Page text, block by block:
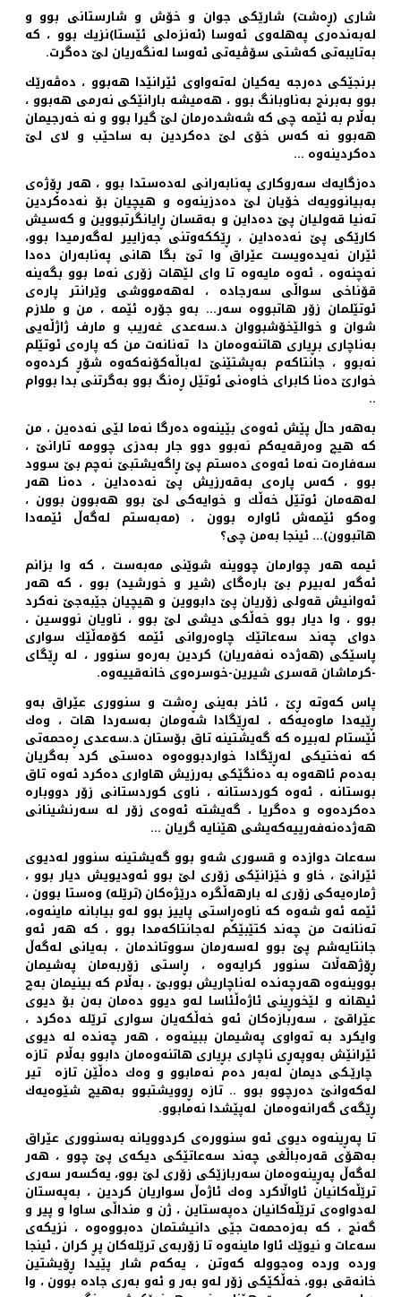
شاری (ڕه‌شت) شارێكی جوان و خۆش و شارستانی بوو و
له‌به‌نده‌ری په‌هله‌وی ئه‌وسا (ئه‌نزه‌لی ئێستا)نزیك بوو ، كه‌
به‌تایبه‌تی كه‌شتی سۆڤیه‌تی ئه‌وسا له‌نگه‌ریان لێ ده‌گرت.
برنجێكی ده‌رجه‌ یه‌كیان له‌ته‌واوی ئێرانێدا هه‌بوو ، ده‌ڤه‌رێك
بوو‌ به‌برنج به‌ناوبانگ بوو ، هه‌میشه‌ بارانێكی نه‌رمی هه‌بوو ،
به‌ڵام به‌ ئێمه‌ چی كه‌ شه‌شده‌رمان لێ گیرا بوو و نه‌ خه‌رجیمان
هه‌بوو نه‌ كه‌س خۆی لێ ده‌كردین به‌ ساحێب و لای لێ
ده‌كردینه‌وه‌ ...
ده‌زگایه‌ك سه‌روكاری په‌نابه‌رانی له‌ده‌ستدا بوو ، هه‌ر ڕۆژه‌ی
به‌بیانوویه‌ك خۆیان لێ ده‌دزینه‌وه‌ و هیچیان بۆ نه‌ده‌كردین
ته‌نیا قه‌ولیان پێ ده‌داین و به‌قسان ڕایانگرتبووین و كه‌سیش
كارێكی پێ نه‌ده‌داین ، ڕێككه‌وتنی جه‌زاییر له‌گه‌رمیدا بوو،
ئێران نه‌یده‌ویست عێراق وا تێ بگا هانی په‌نابه‌ران ده‌دا
نه‌چنه‌وه ‌، ئه‌وه‌ مایه‌وه‌ تا وای لێهات زۆری نه‌ما بوو بگه‌ینه‌
قۆناخی سواڵی سه‌رجاده ‌، له‌هه‌مووشی وێرانتر پاره‌ی
ئوتێلمان زۆر هاتبووه‌ سه‌ر... به‌و جۆره‌ ئێمه ‌، من و ملازم
شوان و خوالێخۆشبووان د.سه‌عدی غه‌ریب و مارف ژاژڵه‌یی
به‌ناچاری بڕیاری هاتنه‌وه‌مان دا ته‌نانه‌ت من كه‌ پاره‌ی ئوتێلم
نه‌بوو ، جانتاكه‌م به‌پشتێنێ له‌باڵه‌كۆنه‌كه‌وه‌ شۆڕ كرده‌وه‌
خوارێ ده‌نا كابرای خاوه‌نی ئوتێل ڕه‌نگ بوو به‌گرتنی بدا بووام
..
به‌هه‌ر حاڵ پێش ئه‌وه‌ی بێینه‌وه‌ ده‌رگا نه‌ما لێی نه‌ده‌ین ، من
كه‌ هیچ وه‌رقه‌یه‌كم نه‌بوو دوو جار به‌دزی چوومه‌ تارانێ ،
سه‌فاره‌ت نه‌ما ئه‌وه‌ی ده‌ستم پێ ڕاگه‌یشتبێ نه‌چم بێ سوود
بوو ، كه‌س پاره‌ی به‌قه‌رزیش پێ نه‌ده‌داین ، ده‌نا هه‌ر
له‌هه‌مان ئوتێل خه‌ڵك و خوایه‌كی لێ بوو هه‌بوون بوون ،
وه‌كو ئێمه‌ش ئاواره‌ بوون ، (مه‌به‌ستم له‌گه‌ڵ ئێمه‌دا
هاتبوون)... ئینجا به‌من چی؟
ئیمه‌ هه‌ر چوارمان چووینه‌ شوێنی مه‌به‌ست ، كه‌ وا بزانم
ئه‌گه‌ر له‌بیرم بێ باره‌گای (شیر و خورشید) بوو ، كه‌ هه‌ر
ئه‌وانیش قه‌ولی زۆریان پێ دابووین و هیچیان جێبه‌جێ نه‌كرد
بوو ، وا دیار بوو خه‌ڵكی دیشی لێ بوو ، ناویان نووسین ،
دوای چه‌ند سه‌عاتێك چاوه‌روانی ئێمه‌ كۆمه‌ڵێك سواری
پاسێكی (هه‌ژده‌ نه‌فه‌ریان) كردین به‌ره‌و سنوور ، له‌ ڕێگای
-كرماشان قه‌سری شیرین-خوسره‌وی خانه‌قییه‌وه‌.
پاس كه‌وته‌ ڕێ ، ئاخر به‌ینی ڕه‌شت و سنووری عێراق به‌و
ڕێیه‌دا ماوه‌یه‌كه ‌، له‌ڕێگادا شه‌ومان به‌سه‌ردا هات ، وه‌ك
ئێستام له‌بیره‌ كه‌ گه‌یشتینه‌ تاق بۆستان د.سه‌عدی ڕه‌حمه‌تی
كه‌ نه‌ختیكی له‌ڕێگادا خواردبووه‌وه‌ ده‌ستی كرد به‌گریان
به‌ده‌م ئا‌هه‌وه‌ به‌ ده‌نگێكی به‌رزیش هاواری ده‌كرد ئه‌وه‌ تاق
بوستانه‌ ، ئه‌وه‌ كوردستانه ‌، ناوی كوردستانی زۆر دووباره‌
ده‌كرده‌وه‌ و ده‌گریا ، گه‌یشته‌ ئه‌وه‌ی زۆر له‌ سه‌رنشینانی
هه‌ژده‌نه‌فه‌رییه‌كه‌یشی هێنایه‌ گریان ...
سه‌عات دوازده‌ و قسوری شه‌و بوو گه‌یشتینه‌ سنوور له‌دیوی
ئێرانێ ، خاو و خێزانێكی زۆری لێ بوو ئه‌ودیویش دیار بوو ،
ژماره‌یه‌كی زۆری له‌ بارهه‌ڵگره‌ درێژه‌كان (ترێله‌) وه‌ستا بوون ،
ئێمه‌ ئه‌و شه‌وه‌ كه‌ ناوه‌ڕاستی پاییز بوو له‌و بیابانه‌ ماینه‌وه‌،
ته‌نانه‌ت من چه‌ند كتێبێكم له‌جانتاكه‌مدا بوو ، كه‌ هه‌ر ئه‌و
جانتایه‌شم پێ بوو له‌سه‌رمان سووتاندمان ، به‌یانی له‌گه‌ڵ
ڕۆژهه‌ڵات سنوور كرایه‌وه‌ ، ڕاستی زۆربه‌مان په‌شیمان
بووینه‌وه هه‌رچه‌نده‌ له‌ناچاریش بووبێ ، به‌ڵام كه‌ بینیمان به‌چ
ئیهانه‌ و لێخوڕینی ئاژه‌ڵئاسا له‌و دیوو ده‌مان به‌ن بۆ دیوی
عێراقێ ، سه‌ربازه‌كان ئه‌و خه‌ڵكه‌یان سواری ترێله‌ ده‌كرد ،
وایكرد به‌ ته‌واوی په‌شیمان ببینه‌وه‌ ، هه‌ر چه‌نده‌ له‌ دیوی
ئێرانێش به‌وپه‌ڕی ناچاری بڕیاری هاتنه‌وه‌مان دابوو به‌ڵام تازه‌
چارێـكی دیمان له‌به‌ر ده‌م نه‌مابوو و وه‌ك ده‌ڵێن تازه‌ تیر
له‌كه‌وانێ ده‌رچوو بوو .. تازه‌ ڕوویشتبوو به‌هیچ شێوه‌یه‌ك
ڕێگه‌ی گه‌رانه‌وه‌مان له‌پێشدا نه‌مابوو.
تا په‌ڕینه‌وه‌ دیوی ئه‌و سنووره‌ی كردوویانه‌ به‌سنووری عێراق
به‌هۆی قه‌ره‌باڵغی چه‌ند سه‌عاتێكی دیكه‌ی پێ چوو ، هه‌ر
له‌گه‌ڵ په‌ڕینه‌وه‌مان سه‌ربازێكی زۆری لێ بوو، یه‌كسه‌ر سه‌ری
ترێڵه‌كانیان ئاواڵاكرد وه‌ك ئاژه‌ڵ سواریان كردین ، به‌په‌ستان
له‌دواوه‌ی ترێڵه‌كانیان ده‌په‌ستاین ، ژن و منداڵی ساوا و پیر و
گه‌نج ، كه‌ به‌زه‌حمه‌ت جێی دانیشتمان ده‌بووه‌وه‌ ‌، نزیكه‌ی
سه‌عات و نیوێك ئاوا ماینه‌وه‌ تا زۆربه‌ی ترێله‌كان پڕ كران ، ئینجا
ورده‌ ورده‌ وه‌جووله‌ كه‌وتن ، یه‌كه‌م شار پێیدا ڕۆیشتین
خانه‌قی بوو، خه‌ڵكێكی زۆر له‌و به‌ر و ئه‌و به‌ری جاده‌ بوون ، وا